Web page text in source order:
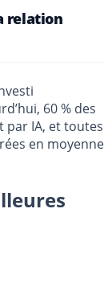
relation
60 % des
par IA, et toutes
en moyenne